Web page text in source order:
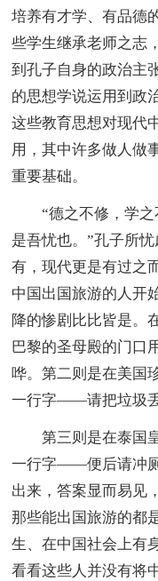
培养有才学、有品德
些学生继承老师之志
到孔子自身的政治主
的思想学说运用到政
这些教育思想对现代
用，其中许多做人做
重要基础。
“德之不修，学之
是吾忧也。”孔子所
有，现代更是有过之
中国出国旅游的人开
降的惨剧比比皆是。
巴黎的圣母殿的门
哗。第二则是在美国
一行字——请把垃圾丢
第三则是在泰国皇
一行字——便后请冲
出来，答案显而易见
那些能出国旅游的都
生、在中国社会上有
看看这些人并没有将